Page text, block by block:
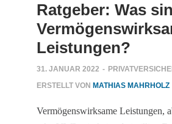
Ratgeber: Was
Leistungen?
31. JANUAR 2022 -
ERSTELLT VON MATHIAS MAHRHOLZ
Vermögenswirksame Leistungen,